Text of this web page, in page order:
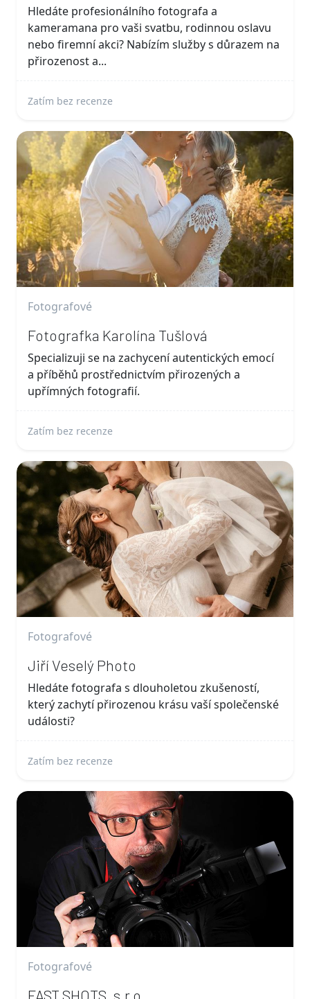
Hledáte profesionálního fotografa a
kameramana pro vaši svatbu, rodinnou oslavu
nebo firemní akci? Nabízím služby s důrazem na
přirozenost a...
Zatím bez recenze
Fotografové
Fotografka Karolína Tušlová
Specializuji se na zachycení autentických emocí
a příběhů prostřednictvím přirozených a
upřímných fotografií.
Zatím bez recenze
Fotografové
Jiří Veselý Photo
Hledáte fotografa s dlouholetou zkušeností,
který zachytí přirozenou krásu vaší společenské
události?
Zatím bez recenze
Fotografové
FAST SHOTS, s.r.o.